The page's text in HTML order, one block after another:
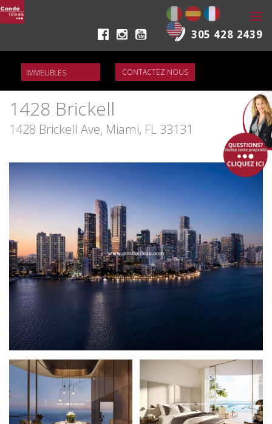
305 428 2439
CONTACTEZ NOUS
1428 Brickell
1428 Brickell Ave, Miami, FL 33131